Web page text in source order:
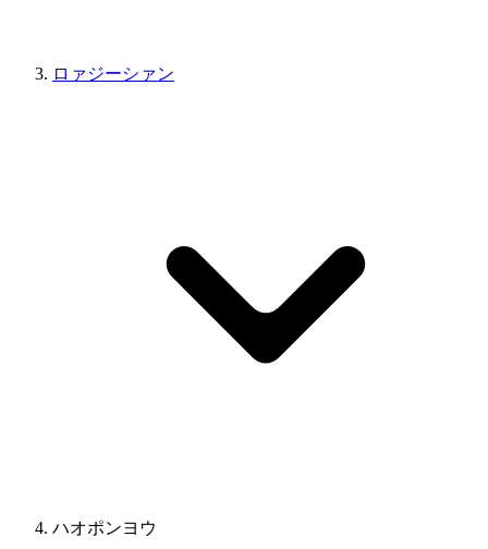
ロァジーシァン
ハオポンヨウ